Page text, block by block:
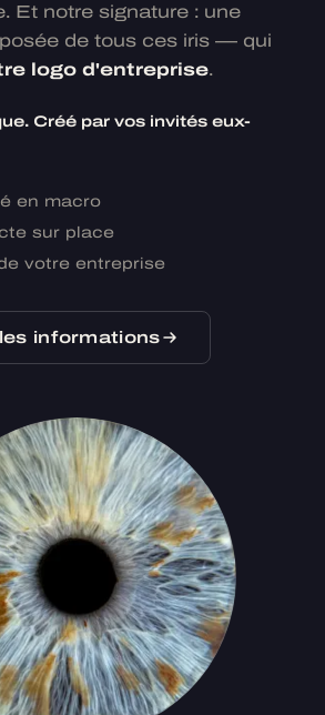
Et notre signature : une
de tous ces iris — qui
logo d'entreprise.
Créé par vos invités eux-
en macro
sur place
votre entreprise
informations